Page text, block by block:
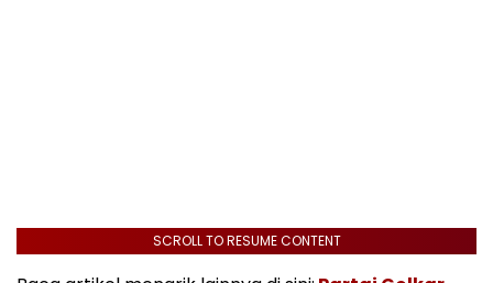
SCROLL TO RESUME CONTENT